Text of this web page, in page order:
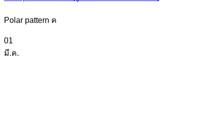
Polar pattern ค
01
มี.ค.